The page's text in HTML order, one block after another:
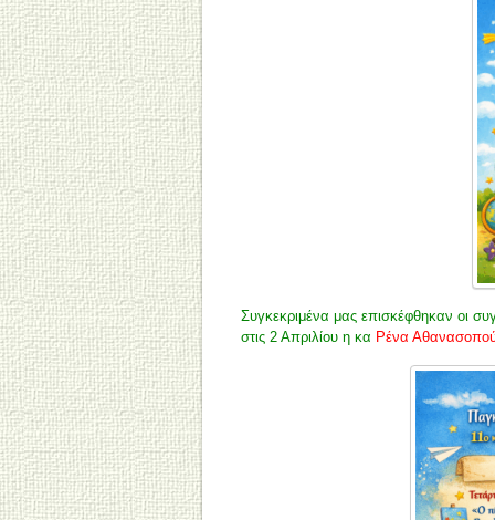
Συγκεκριμένα μας επισκέφθηκαν οι
στις 2 Απριλίου η κα Ρένα